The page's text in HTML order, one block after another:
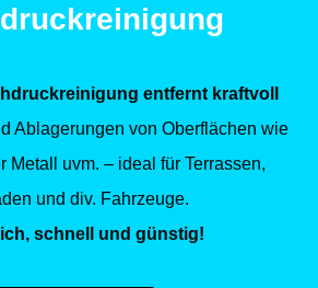
entfernt kraftvoll
Ablagerungen von Oberflächen wie
Metall uvm. – ideal für Terrassen,
und div. Fahrzeuge.
schnell und günstig!